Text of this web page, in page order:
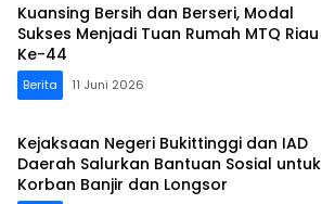
Kuansing Bersih dan Berseri, Modal
Sukses Menjadi Tuan Rumah MTQ Riau
Ke-44
Berita 11 Juni 2026
Kejaksaan Negeri Bukittinggi dan IAD
Daerah Salurkan Bantuan Sosial untuk
Korban Banjir dan Longsor